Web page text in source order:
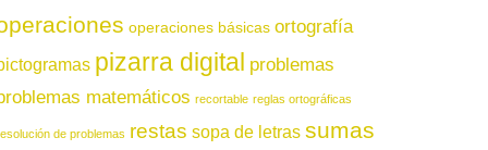
operaciones básicas ortografía
pizarra digital problemas
matemáticos recortable reglas ortográficas
de problemas restas sopa de letras sumas